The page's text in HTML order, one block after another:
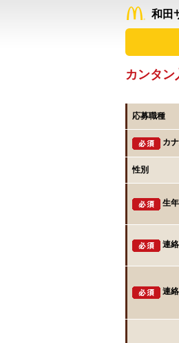
和田
カンタン
応募職種
カ
性別
生
連
連